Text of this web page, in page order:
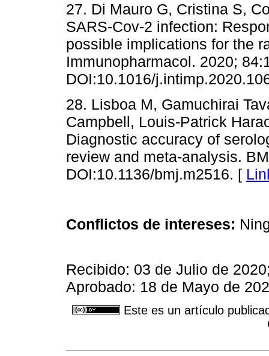
27. Di Mauro G, Cristina S,
SARS-Cov-2 infection:
possible implications for the
Immunopharmacol. 2020;
DOI:10.1016/
28. Lisboa M, Gamuchirai
Campbell, Louis-Patrick
Diagnostic accuracy of
review and meta-analysis.
DOI:10.1136/bmj.m2516. [
Conflictos de intereses:
Recibido: 03 de Julio de
Aprobado: 18 de Mayo de
Este es un artículo